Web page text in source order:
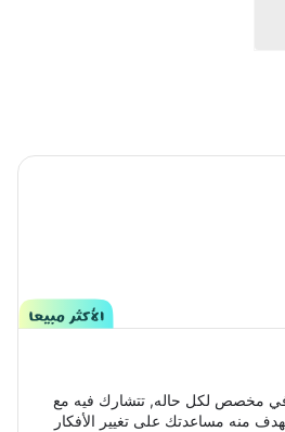
مخصص لكل حاله, تتشارك فيه مع
منه مساعدتك على تغيير الأفكار